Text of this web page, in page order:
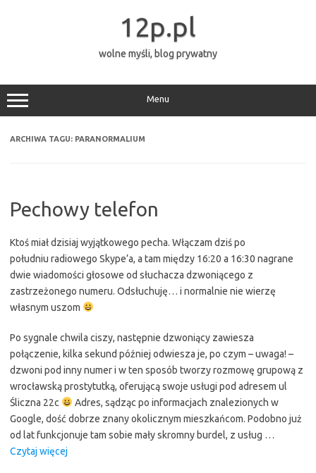
12p.pl
wolne myśli, blog prywatny
Menu
ARCHIWA TAGU: PARANORMALIUM
Pechowy telefon
Ktoś miał dzisiaj wyjątkowego pecha. Włączam dziś po
południu radiowego Skype’a, a tam między 16:20 a 16:30 nagrane
dwie wiadomości głosowe od słuchacza dzwoniącego z
zastrzeżonego numeru. Odsłuchuję… i normalnie nie wierzę
własnym uszom
Po sygnale chwila ciszy, następnie dzwoniący zawiesza
połączenie, kilka sekund później odwiesza je, po czym – uwaga! –
dzwoni pod inny numer i w ten sposób tworzy rozmowę grupową z
wrocławską prostytutką, oferującą swoje usługi pod adresem ul
Śliczna 22c
Adres, sądząc po informacjach znalezionych w
Google, dość dobrze znany okolicznym mieszkańcom. Podobno już
od lat funkcjonuje tam sobie mały skromny burdel, z usług …
Czytaj więcej